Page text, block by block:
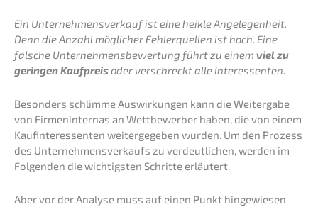
Ein Unter­nehmens­verkauf ist eine heikle Angele­gen­heit.
Denn die Anzahl mögli­cher Fehler­quel­len ist hoch. Eine
falsche Unter­neh­mens­be­wer­tung führt zu einem viel zu
gerin­gen Kaufpreisoder verschreckt alle Interessenten.
Beson­ders schlim­me Auswir­kun­gen kann die Weiter­ga­be
von Firmen­in­ternas an Wettbe­wer­ber haben, die von einem
Kaufin­ter­es­sen­ten weiter­ge­ge­ben wurden. Um den Prozess
des Unter­neh­mens­ver­kaufs zu verdeut­li­chen, werden im
Folgen­den die wichtigs­ten Schrit­te erläutert.
Aber vor der Analy­se muss auf einen Punkt hinge­wie­sen